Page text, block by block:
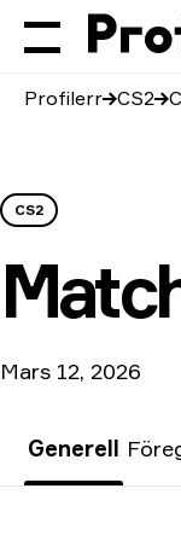
Profilerr CS2
CS2
Mars 12, 2026
Generell